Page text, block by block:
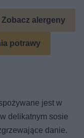
Zobacz alergeny
potrawy
jest w
delikatnym sosie
danie.